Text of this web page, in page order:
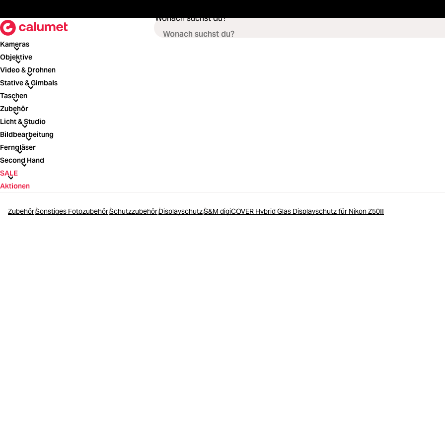
Wonach suchst du?
Kameras
Kameras
Objektive
Objektive
Video & Drohnen
Video & Drohnen
Stative & Gimbals
Stative & Gimbals
Taschen
Taschen
Zubehör
Zubehör
Licht & Studio
Licht & Studio
Bildbearbeitung
Bildbearbeitung
Ferngläser
Ferngläser
Second Hand
Second Hand
SALE
SALE
Aktionen
ZubehörSonstiges FotozubehörSchutzzubehörDisplayschutzS&M digiCOVER Hybrid Glas Displayschutz für Nikon Z50II